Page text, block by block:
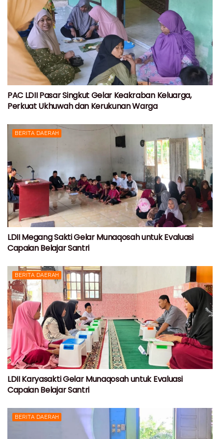
PAC LDII Pasar Singkut Gelar Keakraban Keluarga,
Perkuat Ukhuwah dan Kerukunan Warga
BERITA DAERAH
LDII Megang Sakti Gelar Munaqosah untuk Evaluasi
Capaian Belajar Santri
BERITA DAERAH
LDII Karyasakti Gelar Munaqosah untuk Evaluasi
Capaian Belajar Santri
BERITA DAERAH